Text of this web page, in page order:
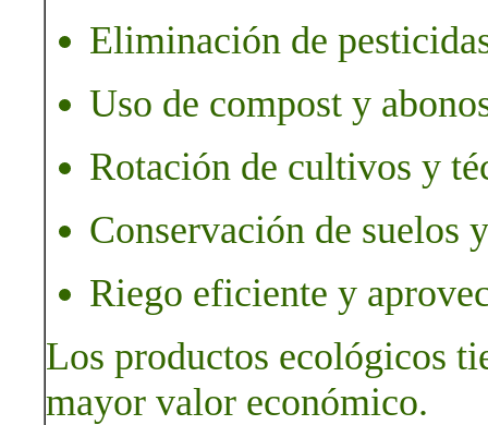
Eliminación de
Uso de compost y
Rotación de cultivos y
Conservación de suelos
Riego eficiente y
Los productos ecológicos
mayor valor económico.